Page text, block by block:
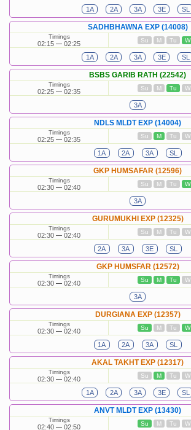
1A 2A 3A 3E SL
SADHBHAWNA EXP (14008)
Timings
02:15 02:25 Su M Tu W
1A 2A 3A 3E SL
BSBS GARIB RATH (22542)
Timings
02:25 02:35 Su M Tu W
3A
NDLS MLDT EXP (14004)
Timings
02:25 02:35 Su M Tu W
1A 2A 3A SL
GKP HUMSAFAR (12596)
Timings
02:30 02:40 Su M Tu W
3A
GURUMUKHI EXP (12325)
Timings
02:30 02:40 Su M Tu W
2A 3A 3E SL
GKP HUMSFAR (12572)
Timings
02:30 02:40 Su M Tu W
3A
DURGIANA EXP (12357)
Timings
02:30 02:40 Su M Tu W
1A 2A 3A SL
AKAL TAKHT EXP (12317)
Timings
02:30 02:40 Su M Tu W
1A 2A 3A 3E SL
ANVT MLDT EXP (13430)
Timings
02:40 02:50 Su M Tu W